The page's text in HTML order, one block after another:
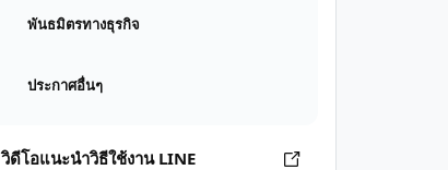
พันธมิตรทางธุรกิจ
ประกาศอื่นๆ
วิดีโอแนะนำวิธีใช้งาน LINE